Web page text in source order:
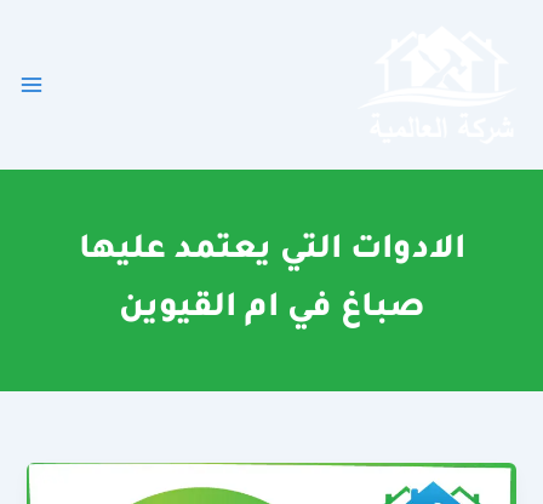
الادوات التي يعتمد عليها
صباغ في ام القيوين